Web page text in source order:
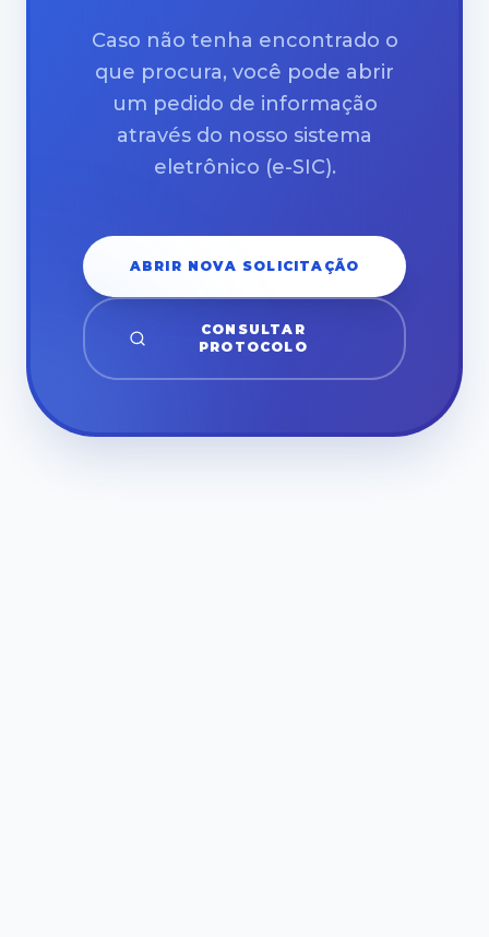
Caso não tenha encontrado o
que procura, você pode abrir
um pedido de informação
através do nosso sistema
eletrônico (e-SIC).
ABRIR NOVA SOLICITAÇÃO
CONSULTAR
PROTOCOLO